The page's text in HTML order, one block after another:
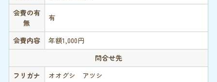
会費の有
無
有
会費内容
年額1,000円
問合せ先
フリガナ
オオグシ アツシ